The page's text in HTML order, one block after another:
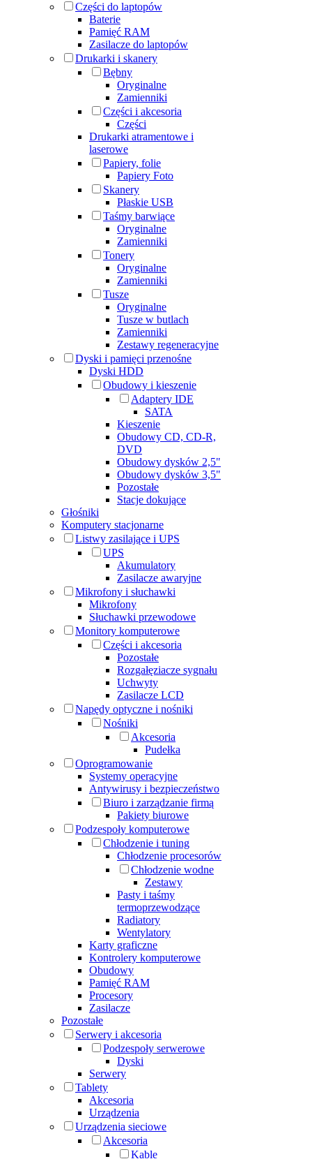
Części do laptopów
Baterie
Pamięć RAM
Zasilacze do laptopów
Drukarki i skanery
Bębny
Oryginalne
Zamienniki
Części i akcesoria
Części
Drukarki atramentowe i
laserowe
Papiery, folie
Papiery Foto
Skanery
Płaskie USB
Taśmy barwiące
Oryginalne
Zamienniki
Tonery
Oryginalne
Zamienniki
Tusze
Oryginalne
Tusze w butlach
Zamienniki
Zestawy regeneracyjne
Dyski i pamięci przenośne
Dyski HDD
Obudowy i kieszenie
Adaptery IDE
SATA
Kieszenie
Obudowy CD, CD-R,
DVD
Obudowy dysków 2,5"
Obudowy dysków 3,5"
Pozostałe
Stacje dokujące
Głośniki
Komputery stacjonarne
Listwy zasilające i UPS
UPS
Akumulatory
Zasilacze awaryjne
Mikrofony i słuchawki
Mikrofony
Słuchawki przewodowe
Monitory komputerowe
Części i akcesoria
Pozostałe
Rozgałęziacze sygnału
Uchwyty
Zasilacze LCD
Napędy optyczne i nośniki
Nośniki
Akcesoria
Pudełka
Oprogramowanie
Systemy operacyjne
Antywirusy i bezpieczeństwo
Biuro i zarządzanie firmą
Pakiety biurowe
Podzespoły komputerowe
Chłodzenie i tuning
Chłodzenie procesorów
Chłodzenie wodne
Zestawy
Pasty i taśmy
termoprzewodzące
Radiatory
Wentylatory
Karty graficzne
Kontrolery komputerowe
Obudowy
Pamięć RAM
Procesory
Zasilacze
Pozostałe
Serwery i akcesoria
Podzespoły serwerowe
Dyski
Serwery
Tablety
Akcesoria
Urządzenia
Urządzenia sieciowe
Akcesoria
Kable